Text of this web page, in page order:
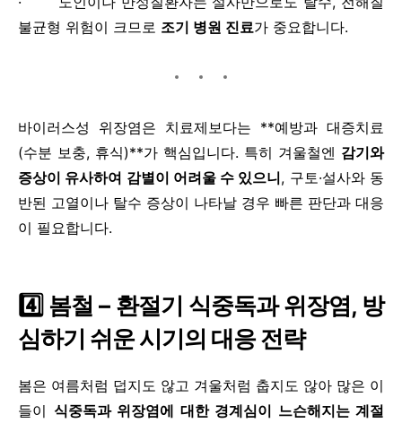
불균형 위험이 크므로 조기 병원 진료가 중요합니다.
바이러스성 위장염은 치료제보다는 **예방과 대증치료
(수분 보충, 휴식)**가 핵심입니다. 특히 겨울철엔 감기와
증상이 유사하여 감별이 어려울 수 있으니, 구토·설사와 동
반된 고열이나 탈수 증상이 나타날 경우 빠른 판단과 대응
이 필요합니다.
4️⃣ 봄철 – 환절기 식중독과 위장염, 방
심하기 쉬운 시기의 대응 전략
봄은 여름처럼 덥지도 않고 겨울처럼 춥지도 않아 많은 이
들이 식중독과 위장염에 대한 경계심이 느슨해지는 계절